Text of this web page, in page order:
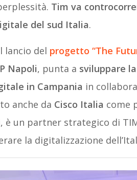
Tim va
del sud Italia.
lancio del progetto “The
Napoli, punta a sviluppare
in Campania in
anche da Cisco Italia come
è un partner strategico di
la digitalizzazione